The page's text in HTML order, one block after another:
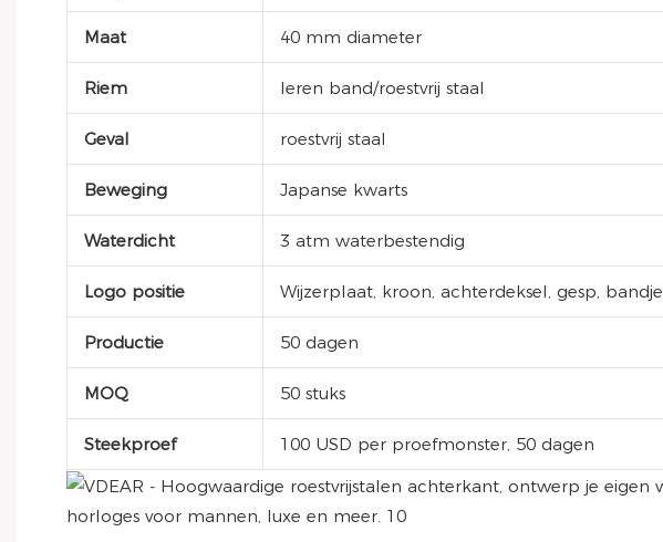
Maat 40 mm diameter
Riem leren band/roestvrij staal
Geval roestvrij staal
Beweging Japanse kwarts
Waterdicht 3 atm waterbestendig
Logo positie Wijzerplaat, kroon, achterdeksel, gesp, bandje
Productie 50 dagen
MOQ 50 stuks
Steekproef 100 USD per proefmonster, 50 dagen